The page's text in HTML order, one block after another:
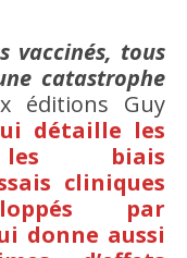
vaccinés, tous
catastrophe
éditions Guy
détaille les
biais
cliniques
par
donne aussi